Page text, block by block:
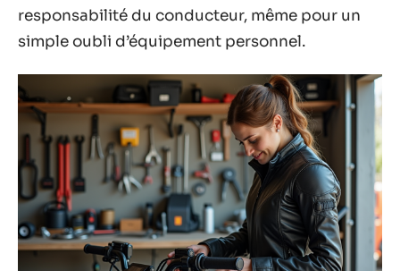
responsabilité du conducteur, même pour un
simple oubli d’équipement personnel.